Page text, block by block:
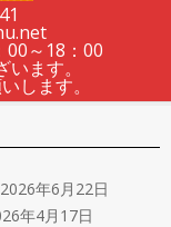
00～18：00
ます。
します。
2026年6月22日
年4月17日